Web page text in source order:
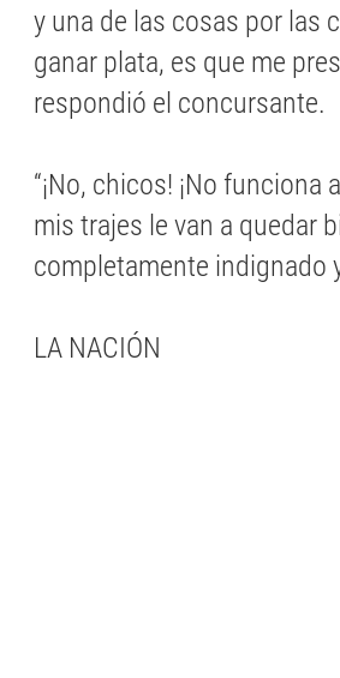
y una de las cosas por las
ganar plata, es que me
respondió el concursante.
“¡No, chicos! ¡No
mis trajes le van a quedar
completamente indignado
LA NACIÓN